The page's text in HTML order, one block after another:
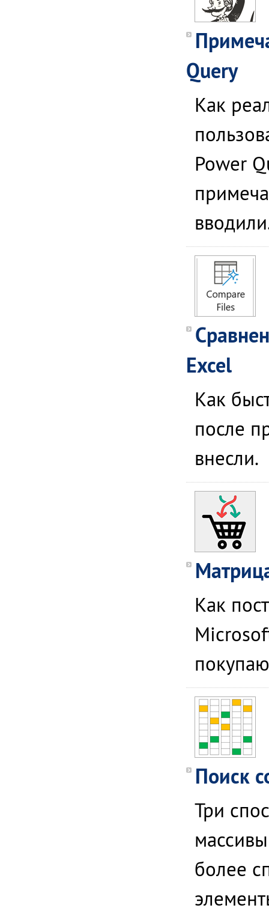
Query
Как
Power
Excel
Как
после
внесли.
Как
Поиск
Три
более